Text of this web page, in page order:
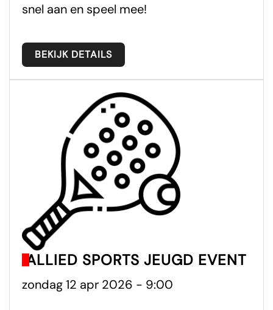
snel aan en speel mee!
BEKIJK DETAILS
ALLIED SPORTS JEUGD EVENT
zondag 12 apr 2026 - 9:00